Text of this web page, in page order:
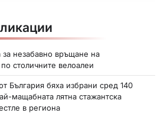
незабавно връщане на
столичните велоалеи
България бяха избрани сред 140
мащабната лятна стажантска
в региона